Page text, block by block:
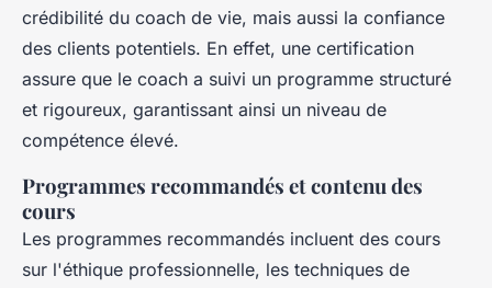
crédibilité du coach de vie, mais aussi la confiance
des clients potentiels. En effet, une certification
assure que le coach a suivi un programme structuré
et rigoureux, garantissant ainsi un niveau de
compétence élevé.
Programmes recommandés et contenu des
cours
Les programmes recommandés incluent des cours
sur l'éthique professionnelle, les techniques de